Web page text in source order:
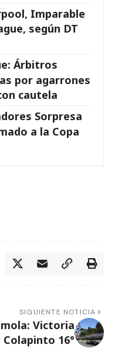
Imparable
según DT
Árbitros
por agarrones
cautela
Sorpresa
a la Copa
SIGUIENTE NOTICIA
Victoria
16°